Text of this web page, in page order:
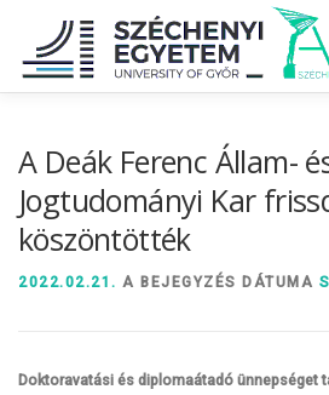
tartalomhoz
DIPLOMAÁTADÓ
A Deák Ferenc Állam-
Jogtudományi Kar
köszöntötték
2022.02.21. A BEJEGYZÉS DÁTUMA
Doktoravatási és diplomaátadó ünnepséget